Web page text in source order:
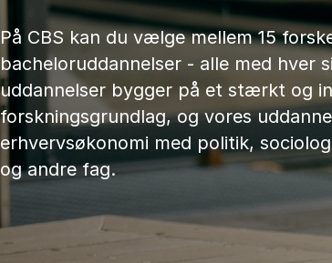
På CBS kan du vælge mellem 15
bacheloruddannelser - alle med hver
uddannelser bygger på et stærkt og
forskningsgrundlag, og vores
erhvervsøkonomi med politik,
og andre fag.